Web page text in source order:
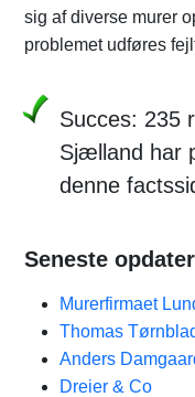
sig af diverse murer
problemet udføres
Succes: 235
Sjælland har
denne
Seneste
Murerfirmaet
Thomas
Anders
Dreier & Co